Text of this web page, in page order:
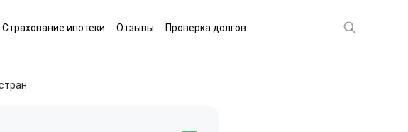
Страхование ипотеки Отзывы Проверка долгов